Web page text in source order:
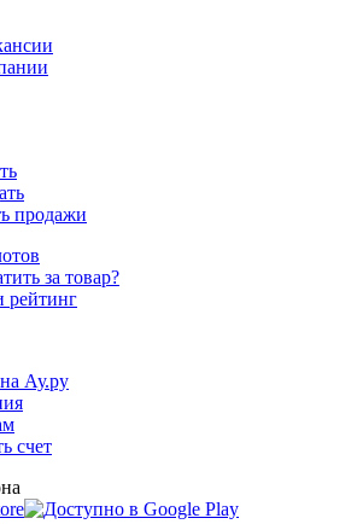
продажи
за товар?
рейтинг
Ау.ру
счет